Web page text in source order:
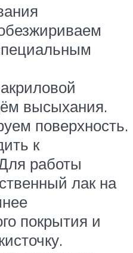
высыхания.
поверхность.
к
работы
лак на
покрытия и